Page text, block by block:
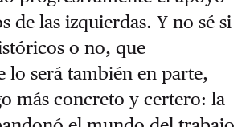
de las izquierdas. Y no sé si
o no, que
lo será también en parte,
más concreto y certero: la